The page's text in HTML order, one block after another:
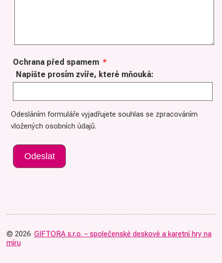
Ochrana před spamem *
Napište prosím zvíře, které mňouká:
Odesláním formuláře vyjadřujete souhlas se zpracováním
vložených osobních údajů.
© 2026 GIFTORA s.r.o. – společenské deskové a karetní hry na
míru